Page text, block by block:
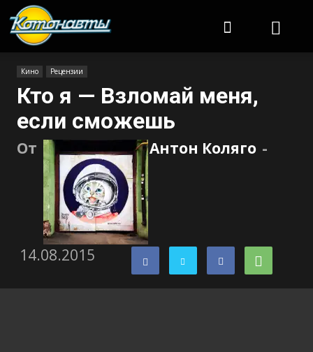
Кино Рецензии
Кто я — Взломай меня,
если сможешь
От Антон Коляго -
14.08.2015